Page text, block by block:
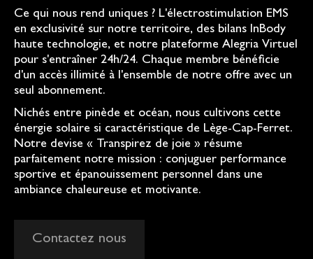
Ce qui nous rend uniques ? L'électrostimulation EMS
en exclusivité sur notre territoire, des bilans InBody
haute technologie, et notre plateforme Alegria Virtuel
pour s'entraîner 24h/24. Chaque membre bénéficie
d'un accès illimité à l'ensemble de notre offre avec un
seul abonnement.
Nichés entre pinède et océan, nous cultivons cette
énergie solaire si caractéristique de Lège-Cap-Ferret.
Notre devise « Transpirez de joie » résume
parfaitement notre mission : conjuguer performance
sportive et épanouissement personnel dans une
ambiance chaleureuse et motivante.
Contactez nous